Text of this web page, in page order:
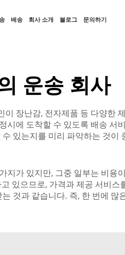
배송 회사 소개 블로그 문의하기
운송 회사
장난감, 전자제품 등 다양한
시에 도착할 수 있도록 배송 서
있는지를 미리 파악하는 것이
가 있지만, 그중 일부는 비용
있으므로, 가격과 제공 서비스
것과 같습니다. 즉, 한 번에 많